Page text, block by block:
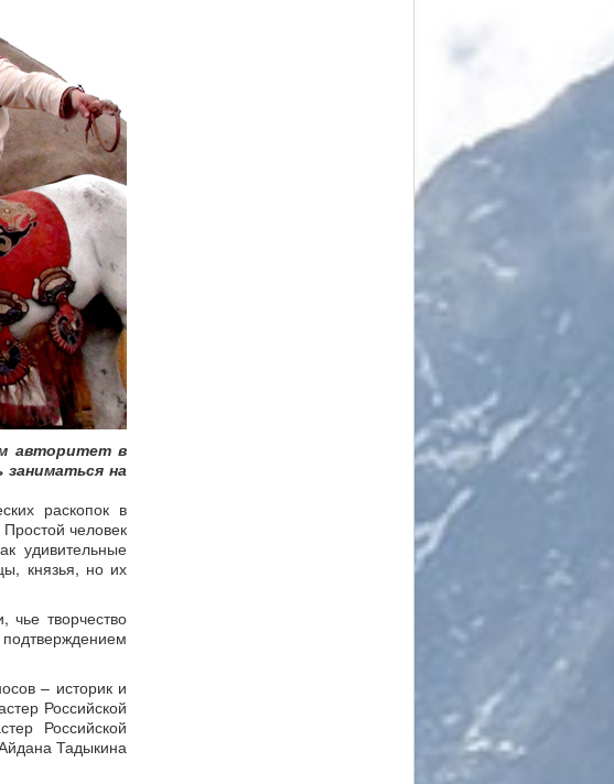
авторитет в
на
раскопок в
человек
удивительные
князья, но их
творчество
– историк и
Российской
Российской
Тадыкина